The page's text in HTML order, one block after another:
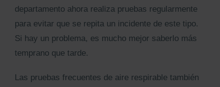
departamento ahora realiza pruebas regularmente
para evitar que se repita un incidente de este tipo.
Si hay un problema, es mucho mejor saberlo más
temprano que tarde.
Las pruebas frecuentes de aire respirable también